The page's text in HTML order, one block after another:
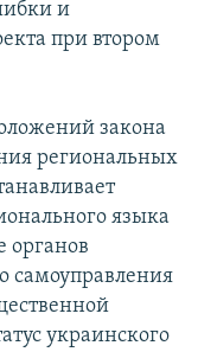
и
при втором
закона
региональных
языка
органов
самоуправления
украинского